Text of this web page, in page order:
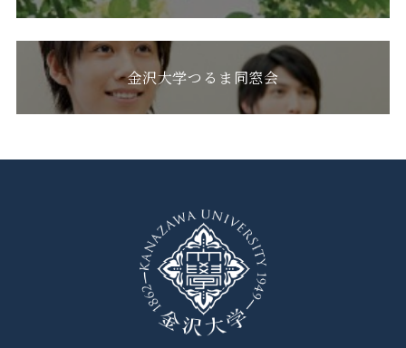
金沢大学つるま同窓会